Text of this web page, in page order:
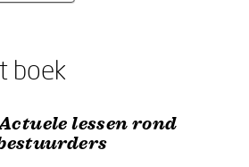
boek
lessen rond